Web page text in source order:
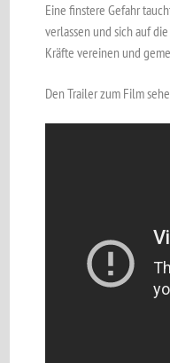
Eine finstere Gefahr
verlassen und sich auf
Kräfte vereinen und
Den Trailer zum Film